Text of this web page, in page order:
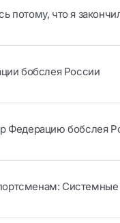
потому, что я
бобслея России
Федерацию бобслея